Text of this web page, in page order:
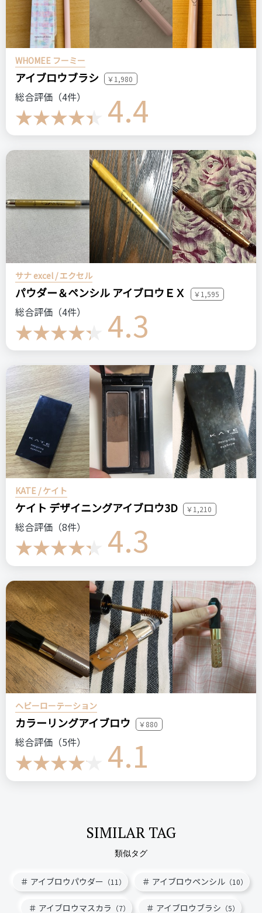
この商品の【総合評価】を見る
＼ショップで商品を探す／
コメント（0 件）
850円
ケイト 3Dアイブロウカラー
アイブロウ
この商品の【総合評価】を見る
＼ショップで商品を探す／
ステマっぽい 0
コメント（0 件）
WHOMEE フーミー
アイブロウブラシ ￥1,980
総合評価（4件） 4.4
サナ excel / エクセル
パウダー＆ペンシル アイブロウＥＸ ￥1,595
総合評価（4件） 4.3
KATE / ケイト
ケイト デザイニングアイブロウ3D ￥1,210
総合評価（8件） 4.3
ヘビーローテーション
カラーリングアイブロウ ￥880
総合評価（5件） 4.1
SIMILAR TAG
類似タグ
アイブロウパウダー （11） アイブロウペンシル （10）
アイブロウマスカラ （7） アイブロウブラシ （5）